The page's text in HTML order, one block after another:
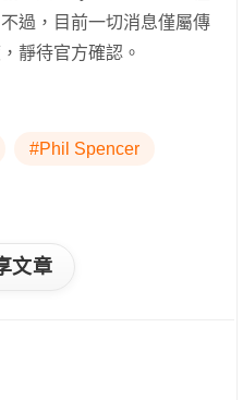
過，目前一切消息僅屬傳
靜待官方確認。
#Phil Spencer
文章